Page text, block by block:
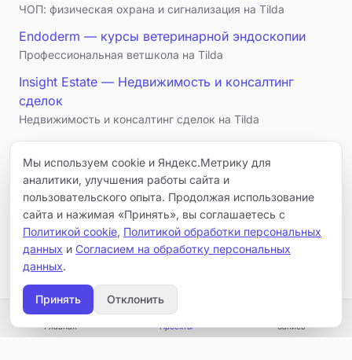
ЧОП: физическая охрана и сигнализация на Tilda
Endoderm — курсы ветеринарной эндоскопии
Профессиональная ветшкола на Tilda
Insight Estate — Недвижимость и консалтинг
сделок
Недвижимость и консалтинг сделок на Tilda
← Все проекты
Ещё:
Все проектыУслугиСвязаться
Главная Проекты Запись
Мы используем cookie и Яндекс.Метрику для
аналитики, улучшения работы сайта и
пользовательского опыта. Продолжая использование
сайта и нажимая «Принять», вы соглашаетесь с
Политикой cookie, Политикой обработки персональных
данных и Согласием на обработку персональных
данных.
Принять Отклонить